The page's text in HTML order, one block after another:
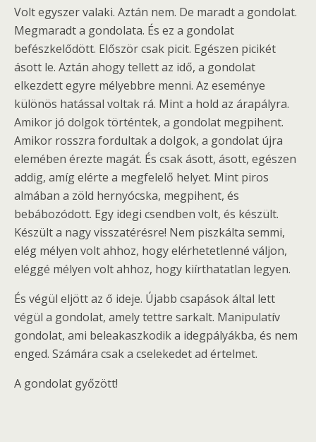
Volt egyszer valaki. Aztán nem. De maradt a gondolat.
Megmaradt a gondolata. És ez a gondolat
befészkelődött. Először csak picit. Egészen picikét
ásott le. Aztán ahogy tellett az idő, a gondolat
elkezdett egyre mélyebbre menni. Az eseménye
különös hatással voltak rá. Mint a hold az árapályra.
Amikor jó dolgok történtek, a gondolat megpihent.
Amikor rosszra fordultak a dolgok, a gondolat újra
elemében érezte magát. És csak ásott, ásott, egészen
addig, amíg elérte a megfelelő helyet. Mint piros
almában a zöld hernyócska, megpihent, és
bebábozódott. Egy idegi csendben volt, és készült.
Készült a nagy visszatérésre! Nem piszkálta semmi,
elég mélyen volt ahhoz, hogy elérhetetlenné váljon,
eléggé mélyen volt ahhoz, hogy kiírthatatlan legyen.
És végül eljött az ő ideje. Újabb csapások által lett
végül a gondolat, amely tettre sarkalt. Manipulatív
gondolat, ami beleakaszkodik a idegpályákba, és nem
enged. Számára csak a cselekedet ad értelmet.
A gondolat győzött!